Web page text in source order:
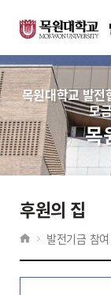
목원대학교 발전
모
목
후원의 집
발전기금 참여